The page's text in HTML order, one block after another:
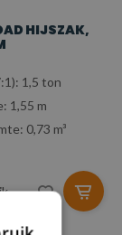
HIJSZAK,
1,5 ton
1,55 m
0,73 m³